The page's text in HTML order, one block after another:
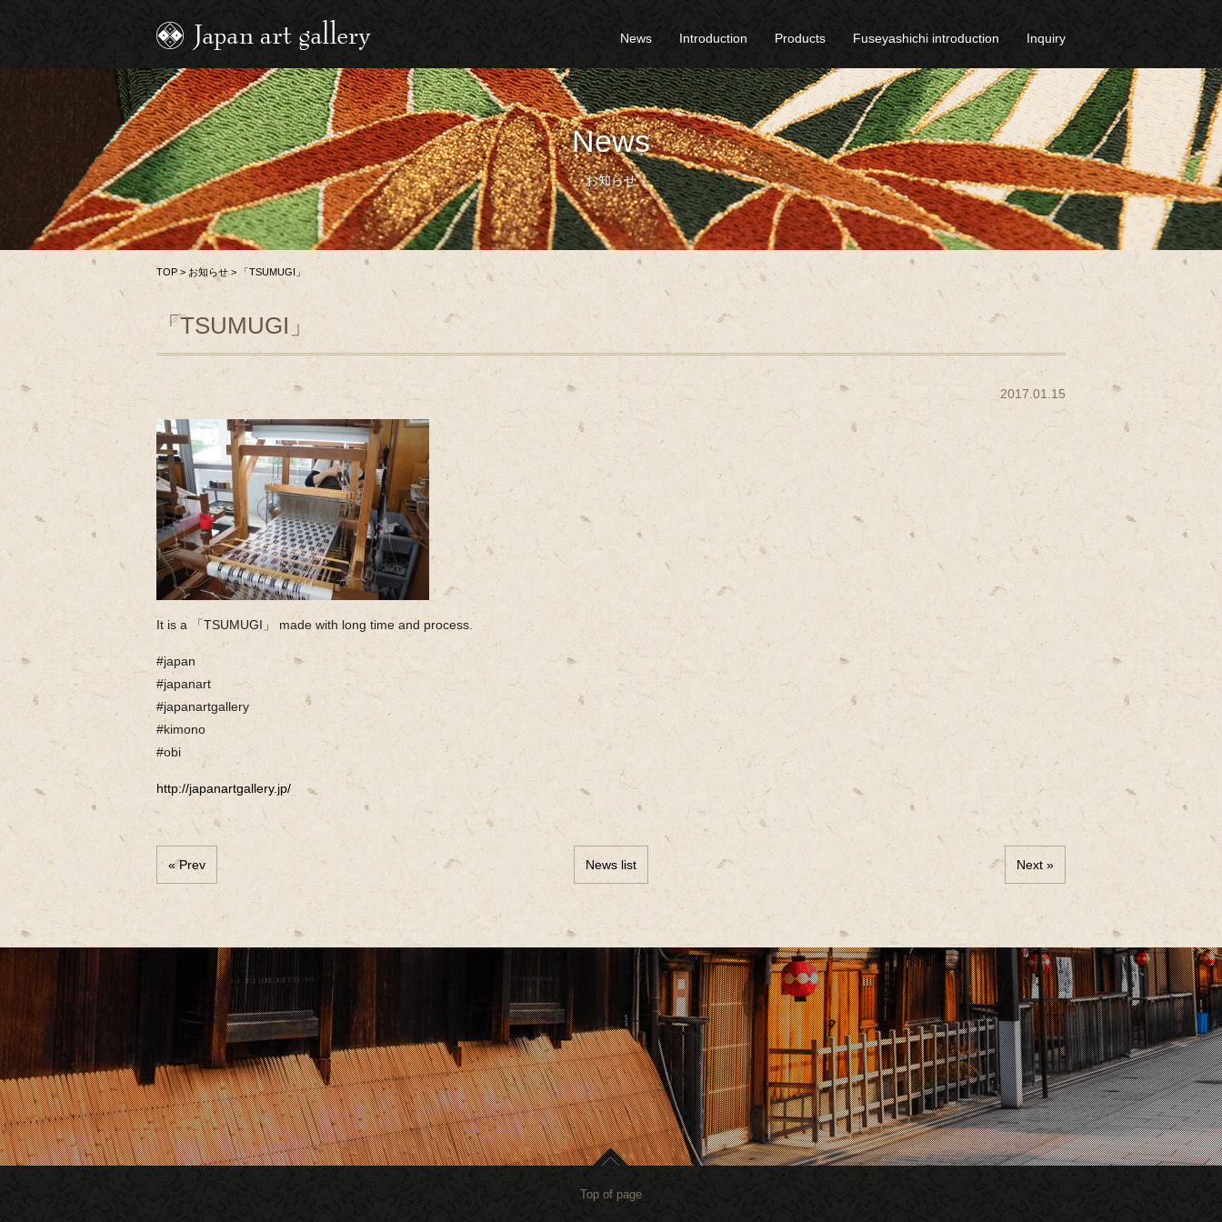
News Introduction Products Fuseyashichi introduction Inquiry
News
お知らせ
TOP > お知らせ> 「TSUMUGI」
「TSUMUGI」
2017.01.15
It is a 「TSUMUGI」 made with long time and process.
#japan
#japanart
#japanartgallery
#kimono
#obi
http://japanartgallery.jp/
« Prev News list Next »
Top of page